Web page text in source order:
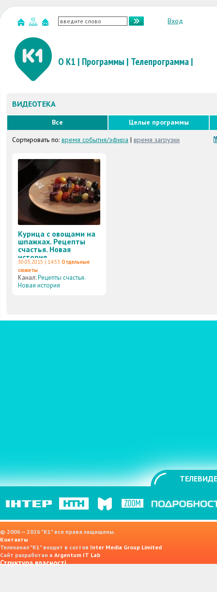
Вход
О К1 | Программы | Телепрограмма|
ВИДЕОТЕКА
Все
Целые программы
Сортировать по: время события/эфира | время загрузки
Курица с овощами на
шпажках. Рецепты
счастья. Новая
история
30.05.2015 | 14:53 Отдельные
сюжеты
Канал:Рецепты счастья.
Новая история
© 2006 — 2026 "K1" все права защищены.
Контакты
Телеканал "К1" входит в состав Inter Media Group Limited
Сайт разработан в Argentum IT Lab
Структура власності